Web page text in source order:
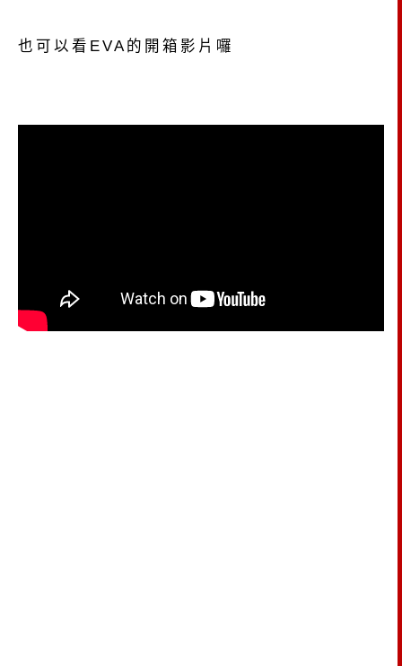
也可以看EVA的開箱影片囉